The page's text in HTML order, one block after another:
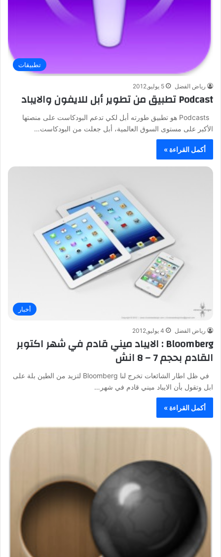
تطبيقات
رياض الفضل 5 يوليو,2012
Podcast تطبيق من تطوير أبل للايفون والايباد
Podcasts هو تطبيق طورته أبل لكي تدعم البودكاست على منصتها
الأكبر على مستوى السوق العالمية، أبل جعلت من البودكاست…
أكمل القراءة »
أخبار
رياض الفضل 4 يوليو,2012
Bloomberg : الايباد ميني قادم في شهر اكتوبر
القادم بحجم 7 – 8 انش
في ظل اطار الشائعات تخرج لنا Bloomberg لتزيد من الطين بلة على
ابل وتقول بأن الايباد ميني قادم في شهر…
أكمل القراءة »